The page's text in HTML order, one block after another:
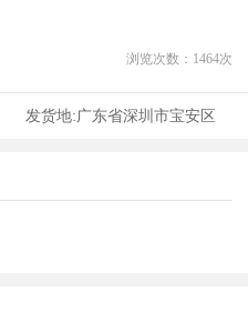
浏览次数： 1464次
发货地:广东省深圳市宝安区